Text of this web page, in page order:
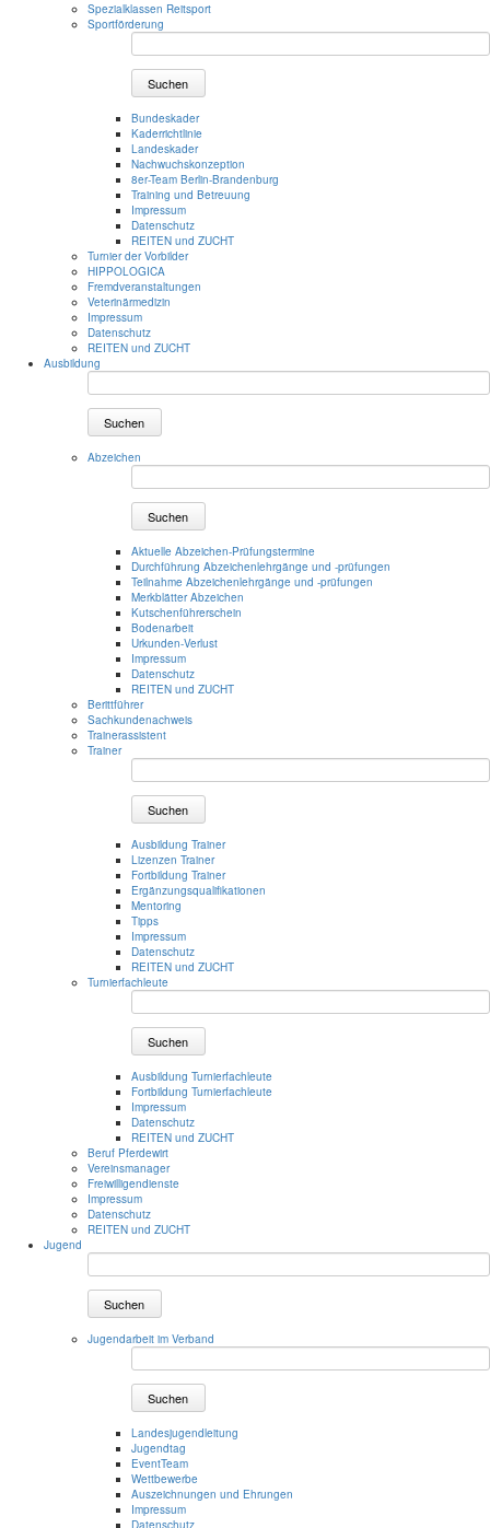
Spezialklassen Reitsport
Sportförderung
Suchen
Bundeskader
Kaderrichtlinie
Landeskader
Nachwuchskonzeption
8er-Team Berlin-Brandenburg
Training und Betreuung
Impressum
Datenschutz
REITEN und ZUCHT
Turnier der Vorbilder
HIPPOLOGICA
Fremdveranstaltungen
Veterinärmedizin
Impressum
Datenschutz
REITEN und ZUCHT
Ausbildung
Suchen
Abzeichen
Suchen
Aktuelle Abzeichen-Prüfungstermine
Durchführung Abzeichenlehrgänge und -prüfungen
Teilnahme Abzeichenlehrgänge und -prüfungen
Merkblätter Abzeichen
Kutschenführerschein
Bodenarbeit
Urkunden-Verlust
Impressum
Datenschutz
REITEN und ZUCHT
Berittführer
Sachkundenachweis
Trainerassistent
Trainer
Suchen
Ausbildung Trainer
Lizenzen Trainer
Fortbildung Trainer
Ergänzungsqualifikationen
Mentoring
Tipps
Impressum
Datenschutz
REITEN und ZUCHT
Turnierfachleute
Suchen
Ausbildung Turnierfachleute
Fortbildung Turnierfachleute
Impressum
Datenschutz
REITEN und ZUCHT
Beruf Pferdewirt
Vereinsmanager
Freiwilligendienste
Impressum
Datenschutz
REITEN und ZUCHT
Jugend
Suchen
Jugendarbeit im Verband
Suchen
Landesjugendleitung
Jugendtag
EventTeam
Wettbewerbe
Auszeichnungen und Ehrungen
Impressum